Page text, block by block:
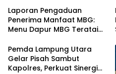
Laporan Pengaduan
Penerima Manfaat MBG:
Menu Dapur MBG Teratai
Masyarakat Minta Satgas
Lakukan Investigasi
Pemda Lampung Utara
Gelar Pisah Sambut
Kapolres, Perkuat Sinergi